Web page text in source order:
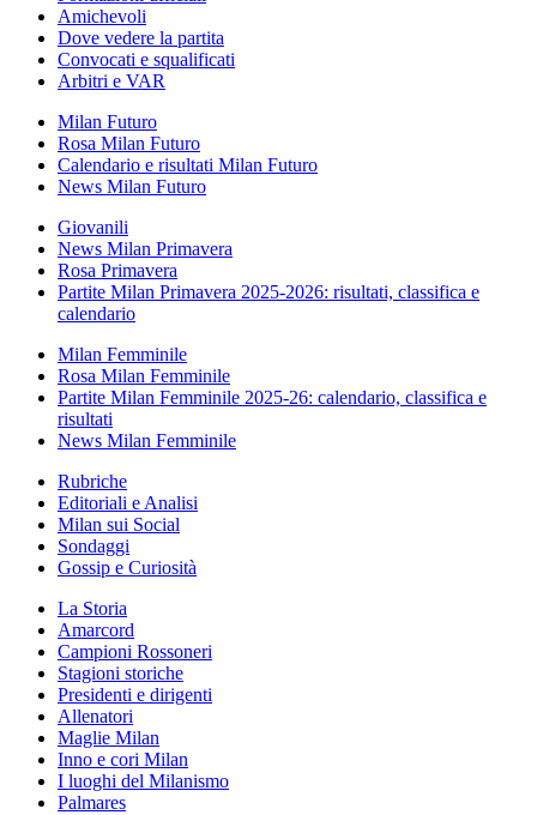
Amichevoli
Dove vedere la partita
Convocati e squalificati
Arbitri e VAR
Milan Futuro
Rosa Milan Futuro
Calendario e risultati Milan Futuro
News Milan Futuro
Giovanili
News Milan Primavera
Rosa Primavera
Partite Milan Primavera 2025-2026: risultati, classifica e
calendario
Milan Femminile
Rosa Milan Femminile
Partite Milan Femminile 2025-26: calendario, classifica e
risultati
News Milan Femminile
Rubriche
Editoriali e Analisi
Milan sui Social
Sondaggi
Gossip e Curiosità
La Storia
Amarcord
Campioni Rossoneri
Stagioni storiche
Presidenti e dirigenti
Allenatori
Maglie Milan
Inno e cori Milan
I luoghi del Milanismo
Palmares